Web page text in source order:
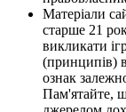
Матеріали
старше 21
викликати
(принципів)
ознак
Пам'ятайте,